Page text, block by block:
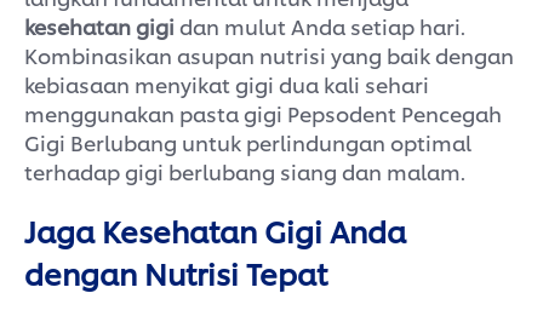
kesehatan gigi dan mulut Anda setiap hari.
Kombinasikan asupan nutrisi yang baik dengan
kebiasaan menyikat gigi dua kali sehari
menggunakan pasta gigi Pepsodent Pencegah
Gigi Berlubang untuk perlindungan optimal
terhadap gigi berlubang siang dan malam.
Jaga Kesehatan Gigi Anda
dengan Nutrisi Tepat